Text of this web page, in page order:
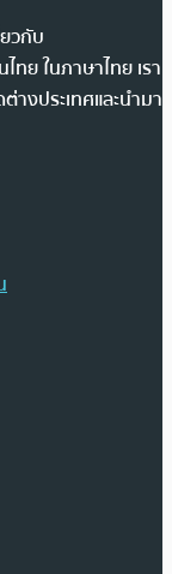
วกับ
ทย ในภาษาไทย เรา
างประเทศและนำมา